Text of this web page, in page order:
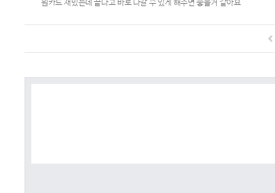
원카드 재밌는데 끝나고 바로 나갈 수 있게 해주면 좋을거 같아요